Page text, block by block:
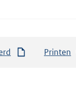
Printen